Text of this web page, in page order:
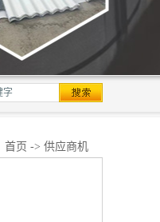
首页 -> 供应商机